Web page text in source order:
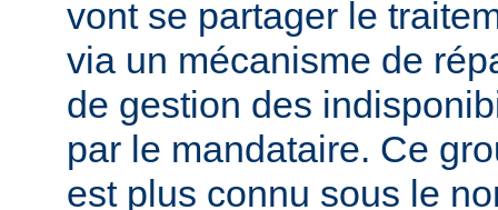
vont se partager le
via un mécanisme de
de gestion des
par le mandataire. Ce
est plus connu sous le